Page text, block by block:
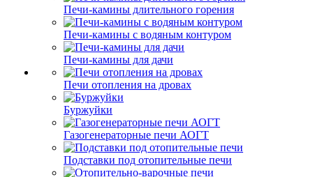
Печи-камины длительного горения
Печи-камины с водяным контуром
Печи-камины для дачи
Печи отопления на дровах
Буржуйки
Газогенераторные печи АОГТ
Подставки под отопительные печи